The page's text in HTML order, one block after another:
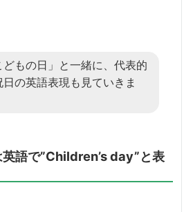
どもの日」と一緒に、代表的
日の英語表現も見ていきま
英語で”Children’s day”と表